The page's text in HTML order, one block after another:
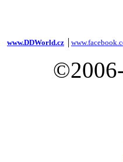
www.DDWorld.cz